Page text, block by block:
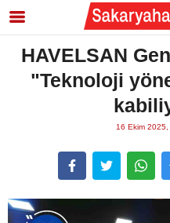
HAVELSAN
"Teknoloji
16 Ekim